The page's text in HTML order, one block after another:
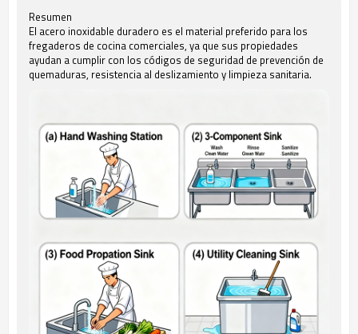
Resumen
El acero inoxidable duradero es el material preferido para los
fregaderos de cocina comerciales, ya que sus propiedades
ayudan a cumplir con los códigos de seguridad de prevención de
quemaduras, resistencia al deslizamiento y limpieza sanitaria.